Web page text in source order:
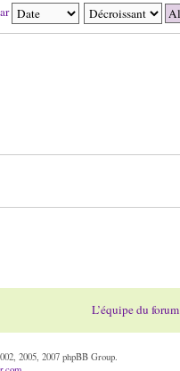
L’équipe du forum
2005, 2007 phpBB Group.